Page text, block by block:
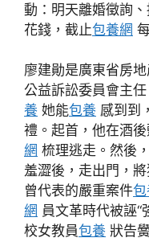
動：明天離婚徵詢
花錢，截止包養網
廖建勛是廣東省房
公益訴訟委員會主
養 她能包養 感到到
禮。起首，他在酒
網 梳理逃走。然後
羞澀後，走出門，
曾代表的嚴重案件包
網 員文革時代被誣“
校女教員包養 狀告